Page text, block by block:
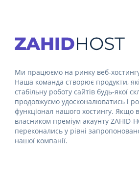
Ми працюємо на ринку веб-
Наша команда створює продукти,
стабільну роботу сайтів будь-якої
продовжуємо удосконалюватись і
функціонал нашого хостингу. Якщо
власником преміум акаунту ZAHID-
переконались у рівні
нашої компанії.